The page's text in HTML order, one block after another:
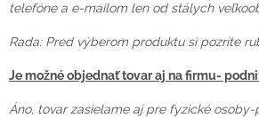
telefóne a e-mailom len od stálych
Rada: Pred výberom produktu si pozrite
Je možné objednať tovar aj na firmu-
Áno, tovar zasielame aj pre fyzické